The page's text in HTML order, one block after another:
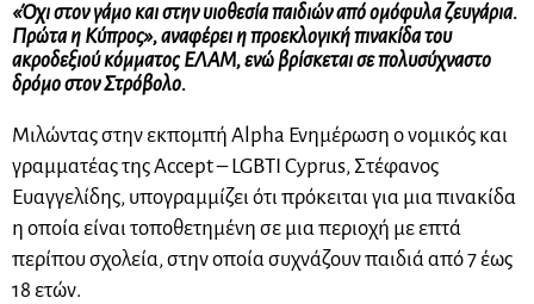
«Όχι στον γάμο και στην υιοθεσία παιδιών από ομόφυλα ζευγάρια.
Πρώτα η Κύπρος», αναφέρει η προεκλογική πινακίδα του
ακροδεξιού κόμματος ΕΛΑΜ, ενώ βρίσκεται σε πολυσύχναστο
δρόμο στον Στρόβολο.
Μιλώντας στην εκπομπή Alpha Ενημέρωση ο νομικός και
γραμματέας της Accept – LGBTI Cyprus, Στέφανος
Ευαγγελίδης, υπογραμμίζει ότι πρόκειται για μια πινακίδα
η οποία είναι τοποθετημένη σε μια περιοχή με επτά
περίπου σχολεία, στην οποία συχνάζουν παιδιά από 7 έως
18 ετών.